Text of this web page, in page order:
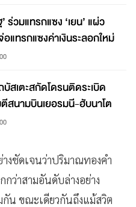
ร่วมแทรกแซง ‘เยน’ แผ่ว
แทรกแซงค่าเงินระลอกใหม่
สเตะสกัดโดรนติดระเบิด
สนามบินเยอรมนี-ฮับนาโต
งชัดเจนว่าปริมาณทองคำ
กว่าสามอันดับล่างอย่าง
กัน ขณะเดียวกันถึงแม้สวิต